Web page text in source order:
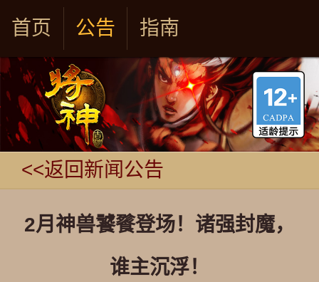
首页 公告 指南
<<返回新闻公告
2月神兽饕餮登场！诸强封魔，
谁主沉浮！